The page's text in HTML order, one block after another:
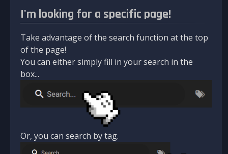
I'm looking for a specific page!
Take advantage of the search function at the top
of the page!
You can either simply fill in your search in the
box...
Or, you can search by tag.